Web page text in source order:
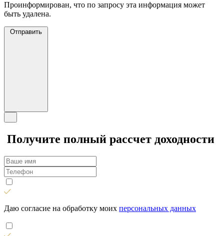
Проинформирован, что по запросу эта информация может
быть удалена.
Отправить
Получите полный рассчет доходности
Даю согласие на обработку моих персональных данных